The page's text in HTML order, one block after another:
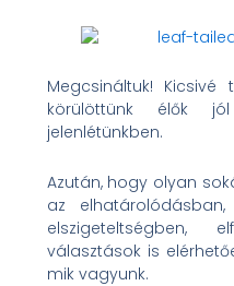
Megcsináltuk!
körülöttünk élők
jelenlétünkben.
Azután, hogy olyan
az
elszigeteltségben,
választások is
mik vagyunk.